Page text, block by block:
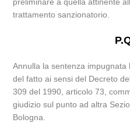
trattamento sanzionatorio.
Annulla la sentenza
del fatto ai sensi del Decreto
309 del 1990, articolo 73,
giudizio sul punto ad altra
Bologna.